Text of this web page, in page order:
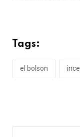
Tags:
el bolson